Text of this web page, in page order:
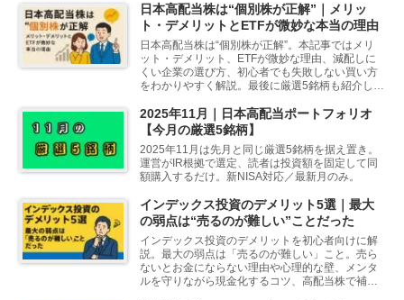
日本高配当株は“個別株が正解”｜メリッ
ト・デメリットとETFが微妙な本当の理由
日本高配当株は“個別株が正解”。本記事ではメリ
ット・デメリット、ETFが微妙な理由、減配しに
くい企業の選び方、初心者でも失敗しない買い方
をわかりやすく解説。最後に厳選5銘柄も紹介しま
2025年11月｜日本高配当ポートフォリオ
【今月の厳選5銘柄】
2025年11月は先月と同じ厳選5銘柄を据え置き。
運営がIR根拠で選定、読者は投資額を固定して同
額購入するだけ。新NISA対応／最新月のみ。
インデックス投資のデメリット5選｜最大
の弱点は“売るのが難しい”ことだった
インデックス投資のデメリットを初心者向けに解
説。最大の弱点は「売るのが難しい」こと。売ら
ないとお金にならない理由や心理的な壁、メンタ
ルを守りながら現金化するコツ、高配当株で補う